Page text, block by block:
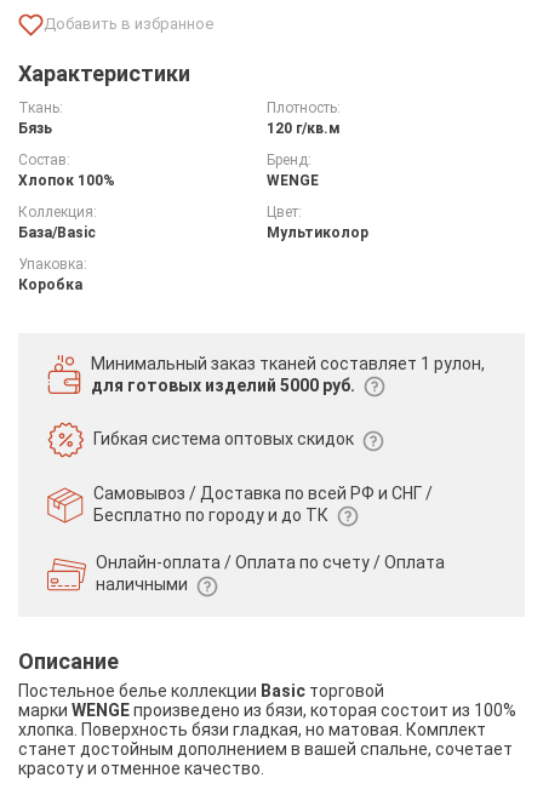
Характеристики
Ткань:
Бязь
Плотность:
120 г/кв.м
Состав:
Хлопок 100%
Бренд:
WENGE
Коллекция:
База/Basic
Цвет:
Мультиколор
Упаковка:
Коробка
Минимальный заказ тканей составляет 1 рулон,
для готовых изделий 5000 руб.
Гибкая системаоптовых скидок
Самовывоз / Доставка по всей РФ и СНГ /
Бесплатно по городу и до ТК
Онлайн-оплата / Оплата по счету /Оплата
наличными
Описание
Постельное белье коллекции Basic торговой
марки WENGEпроизведено из бязи, которая состоит из 100%
хлопка. Поверхность бязи гладкая, но матовая. Комплект
станет достойным дополнением в вашей спальне, сочетает
красоту и отменное качество.